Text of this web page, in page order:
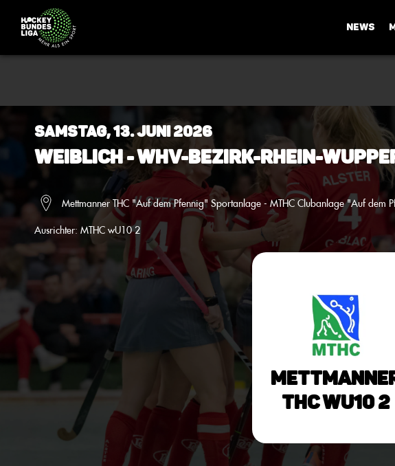
NEWS
Samstag, 13. Juni 2026
Weiblich - WHV-Bezirk-Rhein-
Mettmanner THC "Auf dem Pfennig" Sportanlage - MTHC Clubanlage "Auf dem
Ausrichter: MTHC wU10 2
THC wU10 2